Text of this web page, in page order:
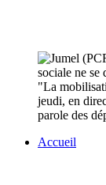
"La
jeudi, en
parole des
Accueil